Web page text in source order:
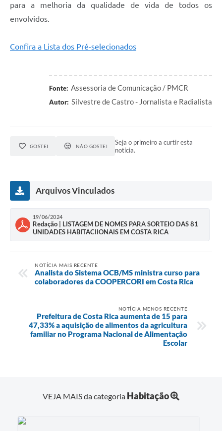
para a melhoria da qualidade de vida de todos os
envolvidos.
Confira a Lista dos Pré-selecionados
Fonte: Assessoria de Comunicação / PMCR
Autor: Silvestre de Castro - Jornalista e Radialista
GOSTEI NÃO GOSTEI
Seja o primeiro a curtir esta
notícia.
Arquivos Vinculados
19/06/2024
Redação | LISTAGEM DE NOMES PARA SORTEIO DAS 81
UNIDADES HABITACIIONAIS EM COSTA RICA
NOTÍCIA MAIS RECENTE
Analista do Sistema OCB/MS ministra curso para
colaboradores da COOPERCORI em Costa Rica
NOTÍCIA MENOS RECENTE
Prefeitura de Costa Rica aumenta de 15 para
47,33% a aquisição de alimentos da agricultura
familiar no Programa Nacional de Alimentação
Escolar
VEJA MAIS da categoria Habitação